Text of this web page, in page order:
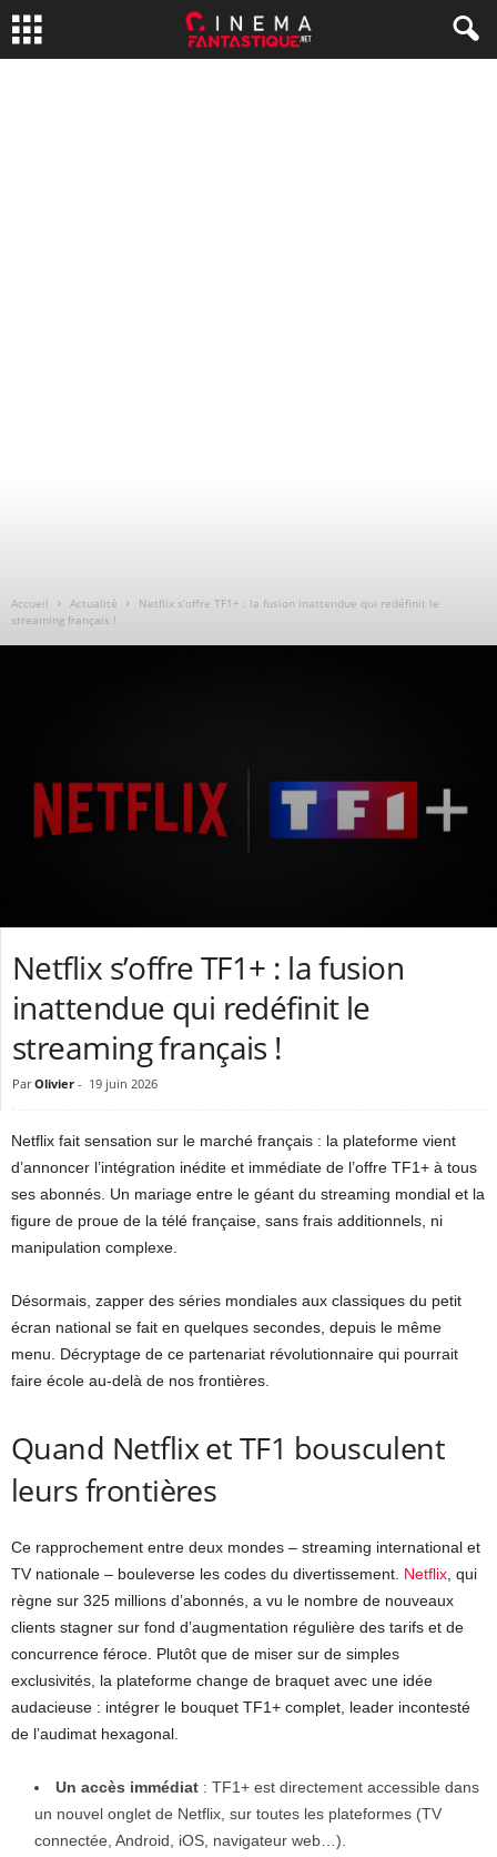
Accueil Actualité
Netflix s’offre TF1+ : la fusion inattendue qui redéfinit le
streaming français !
Netflix s’offre TF1+ : la fusion
inattendue qui redéfinit le
streaming français !
Par Olivier - 19 juin 2026
Netflix fait sensation sur le marché français : la plateforme vient
d’annoncer l’intégration inédite et immédiate de l’offre TF1+ à tous
ses abonnés. Un mariage entre le géant du streaming mondial et la
figure de proue de la télé française, sans frais additionnels, ni
manipulation complexe.
Désormais, zapper des séries mondiales aux classiques du petit
écran national se fait en quelques secondes, depuis le même
menu. Décryptage de ce partenariat révolutionnaire qui pourrait
faire école au-delà de nos frontières.
Quand Netflix et TF1 bousculent
leurs frontières
Ce rapprochement entre deux mondes – streaming international et
TV nationale – bouleverse les codes du divertissement. Netflix, qui
règne sur 325 millions d’abonnés, a vu le nombre de nouveaux
clients stagner sur fond d’augmentation régulière des tarifs et de
concurrence féroce. Plutôt que de miser sur de simples
exclusivités, la plateforme change de braquet avec une idée
audacieuse : intégrer le bouquet TF1+ complet, leader incontesté
de l’audimat hexagonal.
Un accès immédiat : TF1+ est directement accessible dans
un nouvel onglet de Netflix, sur toutes les plateformes (TV
connectée, Android, iOS, navigateur web…).